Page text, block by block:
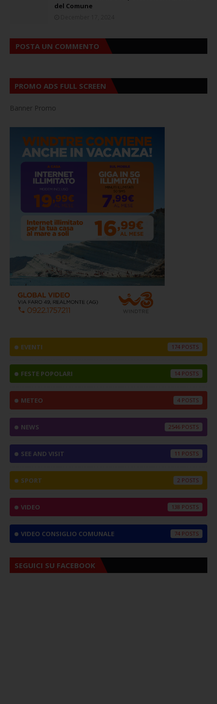
del Comune
POSTA UN COMMENTO
PROMO ADS FULL SCREEN
Banner Promo
EVENTI 174
FESTE POPOLARI 14
METEO 4
NEWS 2546
SEE AND VISIT 11
SPORT 2
VIDEO 138
VIDEO CONSIGLIO COMUNALE 74
SEGUICI SU FACEBOOK